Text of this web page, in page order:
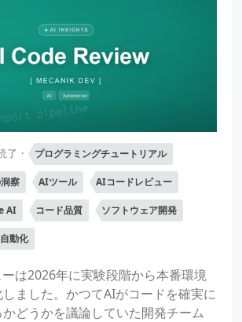
了 プログラミングチュートリアル
察 AIツール AIコードレビュー
AI コード品質 ソフトウェア開発
自動化
は2026年に実験段階から本番環境
ました。かつてAIがコードを確実に
どうかを議論していた開発チーム